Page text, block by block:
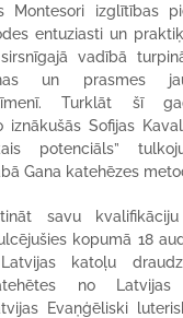
Montesori izglītības
entuziasti un
vadībā
un prasmes
Turklāt šī
iznākušās Sofijas
potenciāls”
Gana katehēzes
savu
kopumā 18
katoļu
no Latvijas
Evaņģēliski